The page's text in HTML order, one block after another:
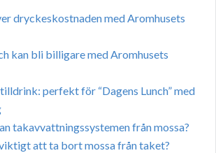
dryckeskostnaden med Aromhusets
kan bli billigare med Aromhusets
perfekt för “Dagens Lunch” med
takavvattningssystemen från mossa?
att ta bort mossa från taket?